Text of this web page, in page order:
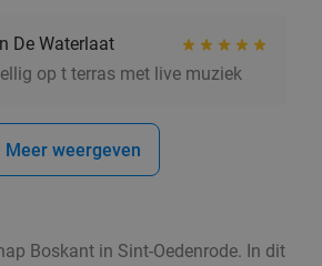
15 min.
Regulier
keuzediner bij Trattoria Santa
Wo Do Vr
Za
De Waterlaat
op t terras met live muziek
Meer weergeven
Boskant in Sint-Oedenrode. In dit